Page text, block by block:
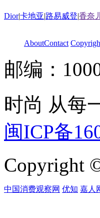
Dior|卡地亚|路易威登|香奈
AboutContact
邮编：
时尚 从
闽ICP备
Copyright
中国消费观察网 优知 嘉人